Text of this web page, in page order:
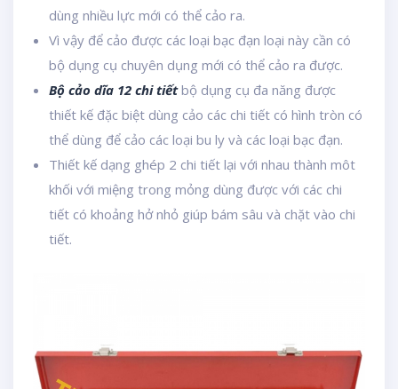
dùng nhiều lực mới có thể cảo ra.
Vì vậy để cảo được các loại bạc đạn loại này cần có
bộ dụng cụ chuyên dụng mới có thể cảo ra được.
Bộ cảo dĩa 12 chi tiếtbộ dụng cụ đa năng được
thiết kế đặc biệt dùng cảo các chi tiết có hình tròn có
thể dùng để cảo các loại bu ly và các loại bạc đạn.
Thiết kế dạng ghép 2 chi tiết lại với nhau thành môt
khối với miệng trong mỏng dùng được với các chi
tiết có khoảng hở nhỏ giúp bám sâu và chặt vào chi
tiết.